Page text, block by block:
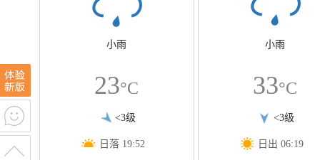
小雨
23°C
<3级
日落 19:52
小雨
33°C
<3级
日出 06:19